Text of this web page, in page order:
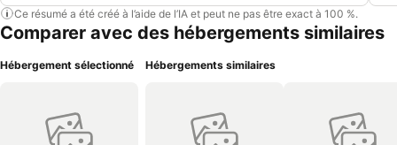
Ce résumé a été créé à l’aide de l’IA et peut ne pas être exact à 100 %.
Comparer avec des hébergements similaires
Hébergement sélectionné Hébergements similaires